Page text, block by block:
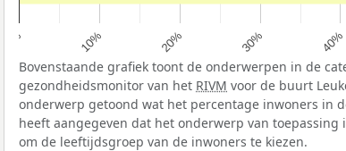
0% 10% 20% 30% 40%
Bovenstaande grafiek toont de onderwerpen in de
gezondheidsmonitor van het RIVM voor de buurt
onderwerp getoond wat het percentage inwoners in
heeft aangegeven dat het onderwerp van
om de leeftijdsgroep van de inwoners te kiezen.